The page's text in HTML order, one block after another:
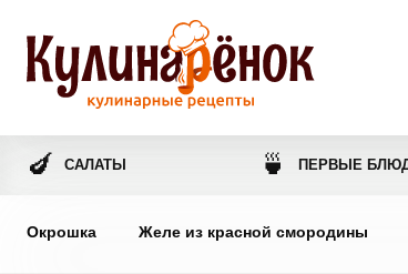
🍆 САЛАТЫ 🍵 ПЕРВЫЕ
Окрошка Желе из красной смородины